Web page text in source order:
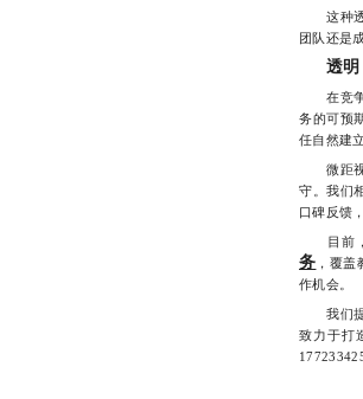
这种透
团队还是
透
在竞争
务的可预
任自然建立
微距视
守。我们
口碑反馈
目前，
务 ，覆
作机会。
我们提
致力于打